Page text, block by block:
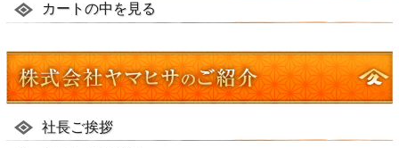
カートの中を見る
社長ご挨拶